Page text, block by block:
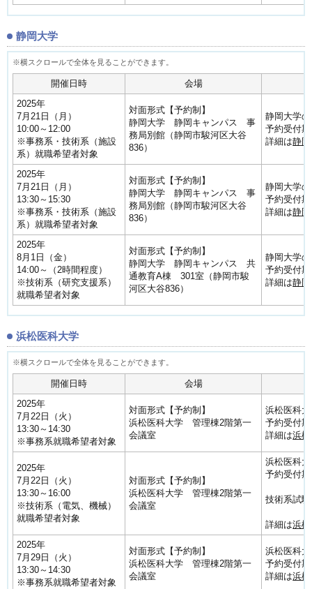
静岡大学
開催日時
会場
2025年
7月21日（月）
10:00～12:00
※事務系・技術系（施設
系）就職希望者対象
対面形式【予約制】
静岡大学 静岡キャンパス 事
務局別館（静岡市駿河区大谷
836）
静岡大学
予約受付
詳細は静
2025年
7月21日（月）
13:30～15:30
※事務系・技術系（施設
系）就職希望者対象
対面形式【予約制】
静岡大学 静岡キャンパス 事
務局別館（静岡市駿河区大谷
836）
静岡大学
予約受付
詳細は静
2025年
8月1日（金）
14:00～（2時間程度）
※技術系（研究支援系）
就職希望者対象
対面形式【予約制】
静岡大学 静岡キャンパス 共
通教育A棟 301室（静岡市駿
河区大谷836）
静岡大学
予約受付
詳細は静
浜松医科大学
開催日時
会場
2025年
7月22日（火）
13:30～14:30
※事務系就職希望者対象
対面形式【予約制】
浜松医科大学 管理棟2階第一
会議室
浜松医科
予約受付
詳細は浜
2025年
7月22日（火）
13:30～16:00
※技術系（電気、機械）
就職希望者対象
対面形式【予約制】
浜松医科大学 管理棟2階第一
会議室
浜松医科
予約受付
技術系試
詳細は浜
2025年
7月29日（火）
13:30～14:30
※事務系就職希望者対象
対面形式【予約制】
浜松医科大学 管理棟2階第一
会議室
浜松医科
予約受付
詳細は浜